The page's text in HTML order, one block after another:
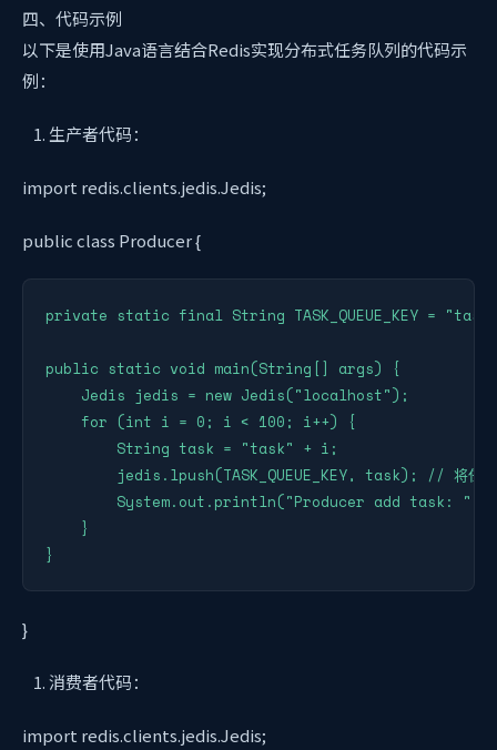
四、代码示例
以下是使用Java语言结合Redis实现分布式任务队列的代码示
例：
生产者代码：
import redis.clients.jedis.Jedis;
public class Producer {
private static final String TASK_QUEUE_KEY =
public static void main(String[] args) {
    Jedis jedis = new Jedis("localhost");
    for (int i = 0; i < 100; i++) {
        String task = "task" + i;
jedis.lpush(TASK_QUEUE_KEY, task); // 将任务
System.out.println("Producer add task: " +
    }
}
}
消费者代码：
import redis.clients.jedis.Jedis;